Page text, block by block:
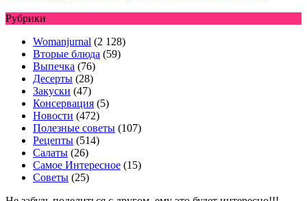
Рубрики
Womanjurnal (2 128)
Вторые блюда (59)
Выпечка (76)
Десерты (28)
Закуски (47)
Консервация (5)
Новости (472)
Полезные советы (107)
Рецепты (514)
Салаты (26)
Самое Интересное (15)
Советы (25)